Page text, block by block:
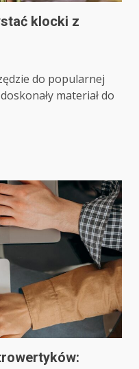
klocki z
do popularnej
materiał do